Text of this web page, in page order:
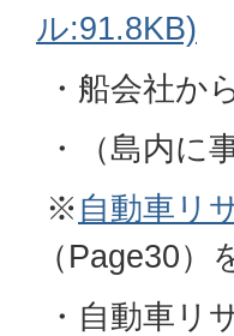
ル:91.8KB)
・船会社か
・（島内に
※ 自動車リ
（Page30）
・自動車リ